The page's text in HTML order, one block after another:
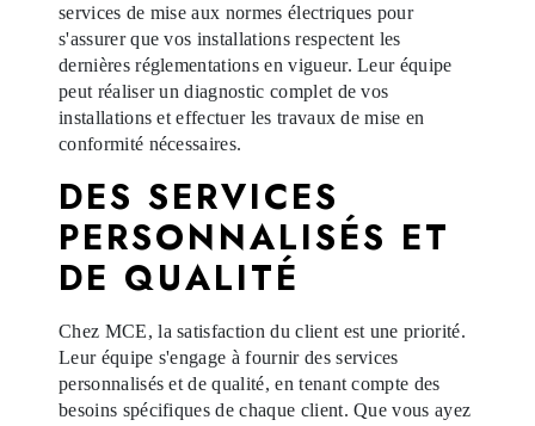
services de mise aux normes électriques pour
s'assurer que vos installations respectent les
dernières réglementations en vigueur. Leur équipe
peut réaliser un diagnostic complet de vos
installations et effectuer les travaux de mise en
conformité nécessaires.
DES SERVICES
PERSONNALISÉS ET
DE QUALITÉ
Chez MCE, la satisfaction du client est une priorité.
Leur équipe s'engage à fournir des services
personnalisés et de qualité, en tenant compte des
besoins spécifiques de chaque client. Que vous ayez